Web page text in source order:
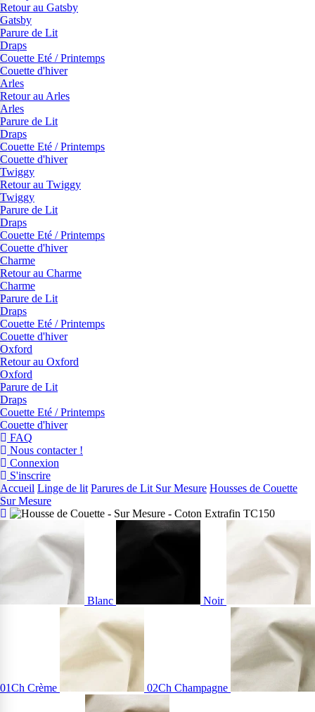
Retour au Gatsby
Gatsby
Parure de Lit
Draps
Couette Eté / Printemps
Couette d'hiver
Arles
Retour au Arles
Arles
Parure de Lit
Draps
Couette Eté / Printemps
Couette d'hiver
Twiggy
Retour au Twiggy
Twiggy
Parure de Lit
Draps
Couette Eté / Printemps
Couette d'hiver
Charme
Retour au Charme
Charme
Parure de Lit
Draps
Couette Eté / Printemps
Couette d'hiver
Oxford
Retour au Oxford
Oxford
Parure de Lit
Draps
Couette Eté / Printemps
Couette d'hiver
FAQ
Nous contacter !
Connexion
S'inscrire
Accueil Linge de lit Parures de Lit Sur Mesure Housses de Couette
Sur Mesure
Blanc Noir
01Ch Crème 02Ch Champagne